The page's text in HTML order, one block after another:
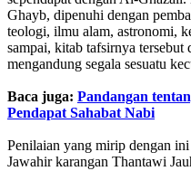
Ghayb, dipenuhi dengan
teologi, ilmu alam, astronomi,
sampai, kitab tafsirnya tersebut
mengandung segala sesuatu
Baca juga: Pandangan
Pendapat Sahabat Nabi
Penilaian yang mirip dengan
Jawahir karangan Thantawi